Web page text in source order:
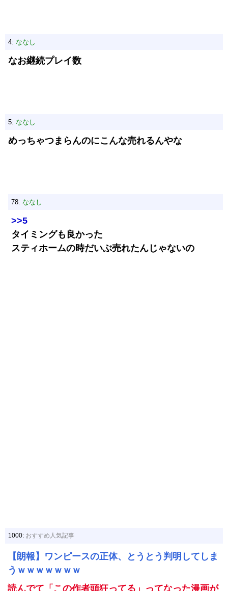
4: ななし
なお継続プレイ数
5: ななし
めっちゃつまらんのにこんな売れるんやな
78: ななし
>>5
タイミングも良かった
スティホームの時だいぶ売れたんじゃないの
1000: おすすめ人気記事
【朗報】ワンピースの正体、とうとう判明してしま
うｗｗｗｗｗｗｗ
読んでて「この作者頭狂ってる」ってなった漫画が